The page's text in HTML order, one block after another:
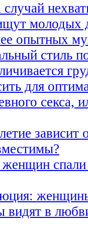
молодых
опытных
стиль
для
секса,
спали
в